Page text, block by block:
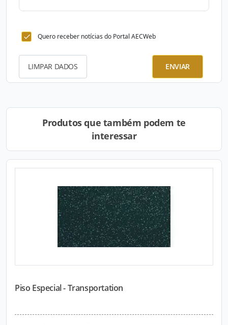
Quero receber notícias do Portal AECWeb
LIMPAR DADOS ENVIAR
Produtos que também podem te
interessar
Piso Especial - Transportation